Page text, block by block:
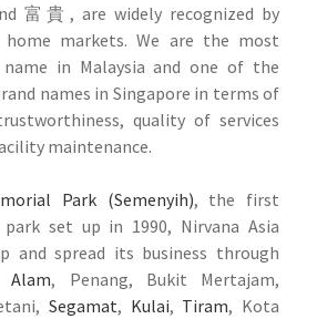
富貴, are widely recognized by
markets. We are the most
name in Malaysia and one of the
names in Singapore in terms of
quality of services
maintenance.
Park (Semenyih), the first
set up in 1990, Nirvana Asia
and spread its business through
Alam, Penang, Bukit Mertajam,
Segamat, Kulai, Tiram, Kota